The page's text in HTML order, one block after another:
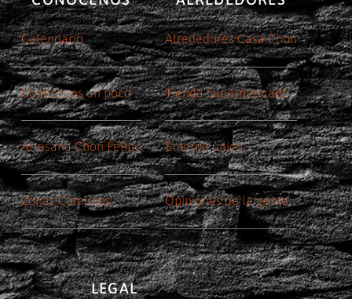
Calendario
Conócenos un poco
Artesana Chon Felipe
Zonas Comunes
Alrededores Casa Chon
Tienda Supermercado
Entorno único
Opiniones de la gente
LEGAL